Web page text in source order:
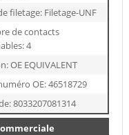
filetage: Filetage-UNF
de contacts
4
OE EQUIVALENT
OE: 46518729
8033207081314